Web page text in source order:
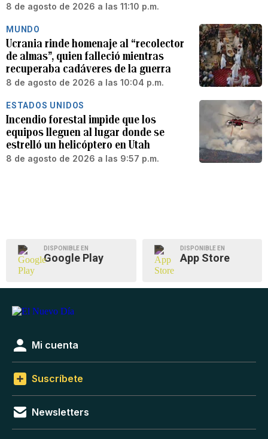
8 de agosto de 2026 a las 11:10 p.m.
MUNDO
Ucrania rinde homenaje al “recolector
de almas”, quien falleció mientras
recuperaba cadáveres de la guerra
8 de agosto de 2026 a las 10:04 p.m.
ESTADOS UNIDOS
Incendio forestal impide que los
equipos lleguen al lugar donde se
estrelló un helicóptero en Utah
8 de agosto de 2026 a las 9:57 p.m.
DISPONIBLE EN
Google Play
DISPONIBLE EN
App Store
Mi cuenta
Suscríbete
Newsletters